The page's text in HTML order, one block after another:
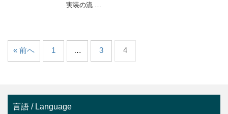
実装の流 …
« 前へ 1 … 3 4
言語 / Language